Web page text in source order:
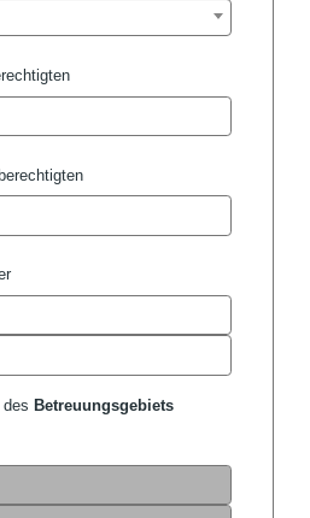
Betreuungsgebiets